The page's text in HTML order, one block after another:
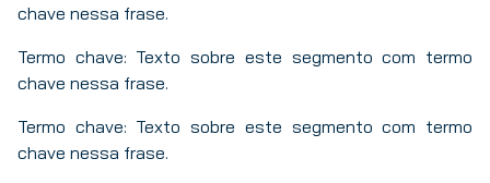
chave nessa frase.
Termo chave: Texto sobre este segmento com termo
chave nessa frase.
Termo chave: Texto sobre este segmento com termo
chave nessa frase.